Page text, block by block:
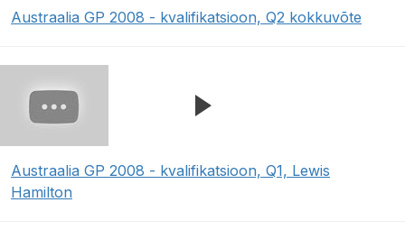
Austraalia GP 2008 - kvalifikatsioon, Q2 kokkuvõte
Austraalia GP 2008 - kvalifikatsioon, Q1, Lewis
Hamilton